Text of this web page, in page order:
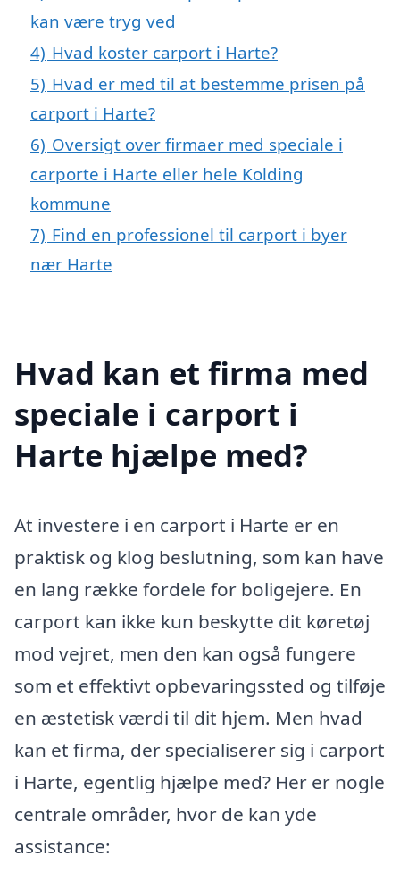
kan være tryg ved
4) Hvad koster carport i Harte?
5) Hvad er med til at bestemme prisen på
carport i Harte?
6) Oversigt over firmaer med speciale i
carporte i Harte eller hele Kolding
kommune
7) Find en professionel til carport i byer
nær Harte
Hvad kan et firma med
speciale i carport i
Harte hjælpe med?
At investere i en carport i Harte er en
praktisk og klog beslutning, som kan have
en lang række fordele for boligejere. En
carport kan ikke kun beskytte dit køretøj
mod vejret, men den kan også fungere
som et effektivt opbevaringssted og tilføje
en æstetisk værdi til dit hjem. Men hvad
kan et firma, der specialiserer sig i carport
i Harte, egentlig hjælpe med? Her er nogle
centrale områder, hvor de kan yde
assistance: